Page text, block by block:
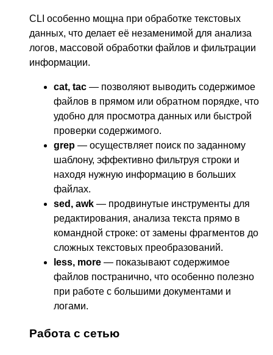
CLI особенно мощна при обработке текстовых
данных, что делает её незаменимой для анализа
логов, массовой обработки файлов и фильтрации
информации.
cat, tac — позволяют выводить содержимое
файлов в прямом или обратном порядке, что
удобно для просмотра данных или быстрой
проверки содержимого.
grep — осуществляет поиск по заданному
шаблону, эффективно фильтруя строки и
находя нужную информацию в больших
файлах.
sed, awk — продвинутые инструменты для
редактирования, анализа текста прямо в
командной строке: от замены фрагментов до
сложных текстовых преобразований.
less, more — показывают содержимое
файлов постранично, что особенно полезно
при работе с большими документами и
логами.
Работа с сетью